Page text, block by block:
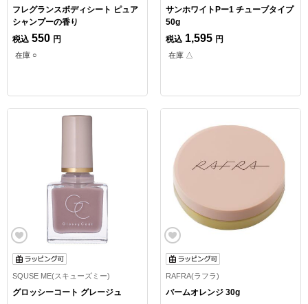
フレグランスボディシート ピュア
シャンプーの香り
税込 550 円
在庫 ○
サンホワイトPー1 チューブタイプ
50g
税込 1,595 円
在庫 △
SQUSE ME(スキューズミー)
グロッシーコート グレージュ
RAFRA(ラフラ)
バームオレンジ 30g